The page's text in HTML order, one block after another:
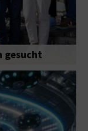
gesucht